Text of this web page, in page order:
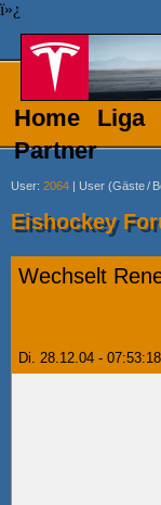
ï»¿
Home Liga
Partner
User: 2064 | User (Gäste/
Eishockey
Wechselt
Di. 28.12.04 -